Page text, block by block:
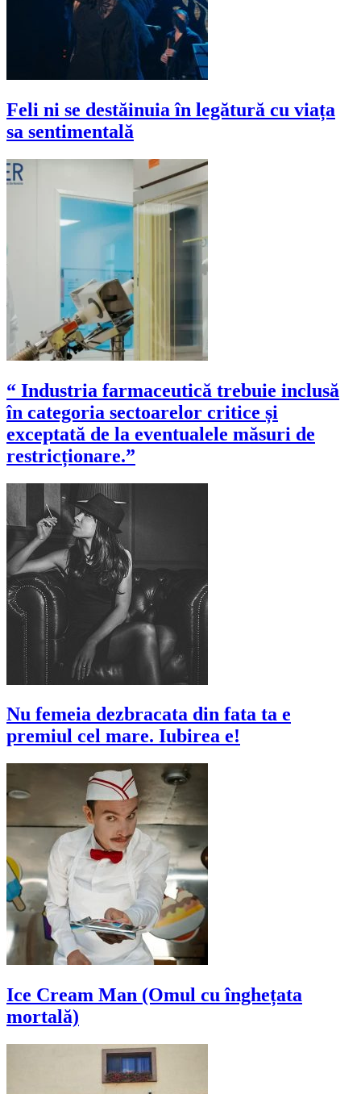
Feli ni se destăinuia în legătură cu viața
sa sentimentală
“ Industria farmaceutică trebuie inclusă
în categoria sectoarelor critice și
exceptată de la eventualele măsuri de
restricționare.”
Nu femeia dezbracata din fata ta e
premiul cel mare. Iubirea e!
Ice Cream Man (Omul cu înghețata
mortală)